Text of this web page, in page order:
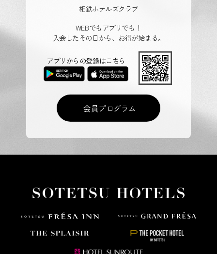
相鉄ホテルズクラブ
WEBでもアプリでも！
入会したその日から、お得が始まる。
会員プログラム
アプリからの登録はこちら